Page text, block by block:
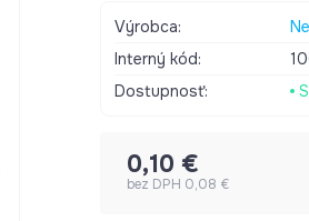
Výrobca:
Interný kód:
Dostupnosť:
0,10 €
bez DPH 0,08 €